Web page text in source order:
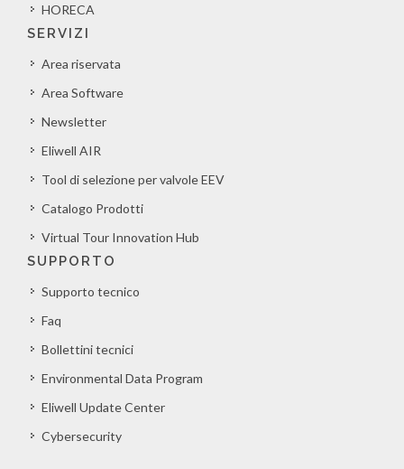
HORECA
SERVIZI
Area riservata
Area Software
Newsletter
Eliwell AIR
Tool di selezione per valvole EEV
Catalogo Prodotti
Virtual Tour Innovation Hub
SUPPORTO
Supporto tecnico
Faq
Bollettini tecnici
Environmental Data Program
Eliwell Update Center
Cybersecurity